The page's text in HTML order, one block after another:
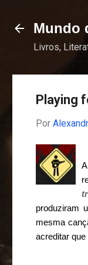
Mundo
Livros,
Playing
Por
produziram
mesma
acreditar que